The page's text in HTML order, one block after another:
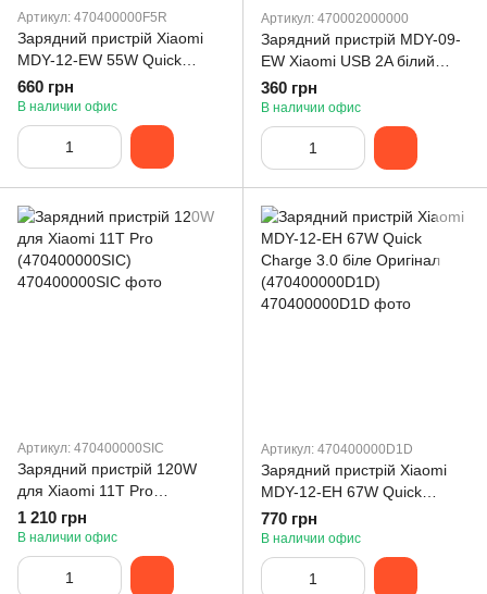
Артикул: 470400000F5R
Зарядний пристрій Xiaomi
MDY-12-EW 55W Quick
Charge 3.0 біле Оригінал
#470400000F5R
660 грн
В наличии офис
Артикул: 470002000000
Зарядний пристрій MDY-09-
EW Xiaomi USB 2A білий
Оригінал (470002000000)
360 грн
В наличии офис
Артикул: 470400000SIC
Зарядний пристрій 120W
для Xiaomi 11T Pro
(470400000SIC)
1 210 грн
В наличии офис
Артикул: 470400000D1D
Зарядний пристрій Xiaomi
MDY-12-EH 67W Quick
Charge 3.0 біле Оригінал
(470400000D1D)
770 грн
В наличии офис